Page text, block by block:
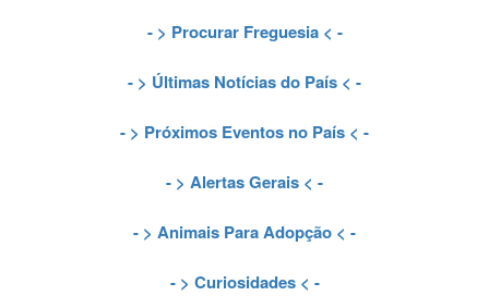
- > Procurar Freguesia< -
- > Últimas Notícias do País < -
- > Próximos Eventos no País < -
- > Alertas Gerais < -
- > Animais Para Adopção < -
- > Curiosidades< -